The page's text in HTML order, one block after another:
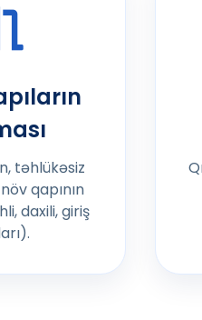
təhlükəsiz
qapının
daxili, giriş